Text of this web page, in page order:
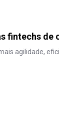
fintechs de
agilidade,